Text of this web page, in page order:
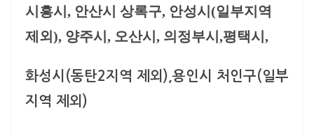
시흥시, 안산시 상록구, 안성시(일부지역
제외), 양주시, 오산시, 의정부시,평택시,
화성시(동탄2지역 제외), 용인시 처인구(일부
지역 제외)